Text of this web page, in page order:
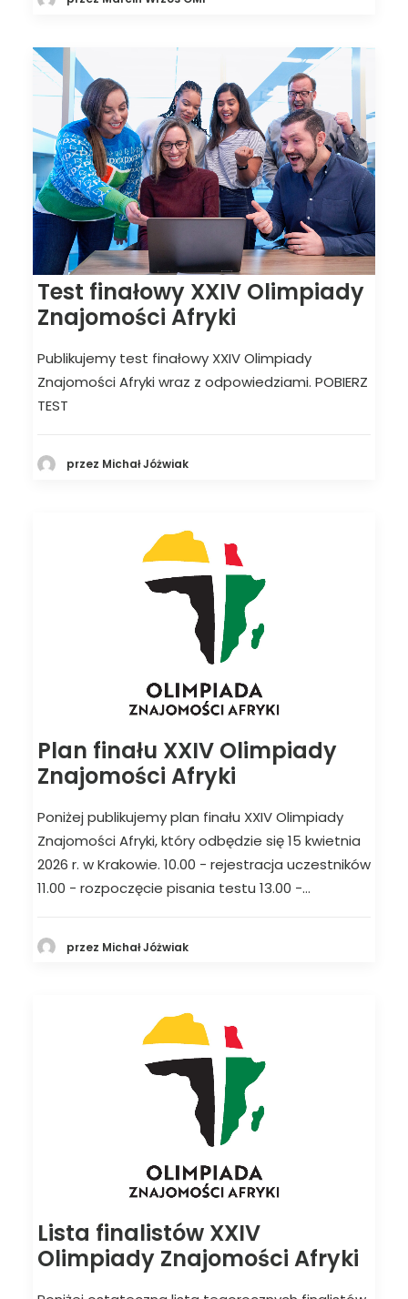
Test finałowy XXIV Olimpiady
Znajomości Afryki
Publikujemy test finałowy XXIV Olimpiady
Znajomości Afryki wraz z odpowiedziami. POBIERZ
TEST
przez Michał Jóżwiak
Plan finału XXIV Olimpiady
Znajomości Afryki
Poniżej publikujemy plan finału XXIV Olimpiady
Znajomości Afryki, który odbędzie się 15 kwietnia
2026 r. w Krakowie. 10.00 - rejestracja uczestników
11.00 - rozpoczęcie pisania testu 13.00 -…
przez Michał Jóżwiak
Lista finalistów XXIV
Olimpiady Znajomości Afryki